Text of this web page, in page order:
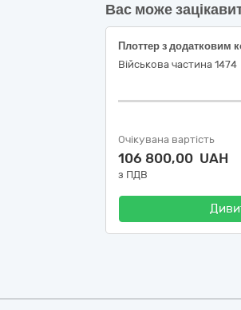
Вас може
Військова частина 1474
Очікувана вартість
106 800,00 UAH
з ПДВ